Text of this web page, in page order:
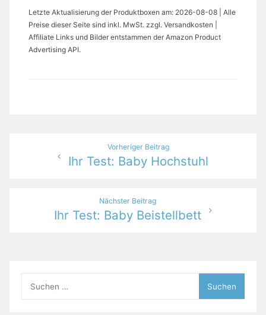
Letzte Aktualisierung der Produktboxen am: 2026-08-08 | Alle
Preise dieser Seite sind inkl. MwSt. zzgl. Versandkosten |
Affiliate Links und Bilder entstammen der Amazon Product
Advertising API.
Beitragsnavigation
Vorheriger Beitrag
Ihr Test: Baby Hochstuhl
Nächster Beitrag
Ihr Test: Baby Beistellbett
nach: